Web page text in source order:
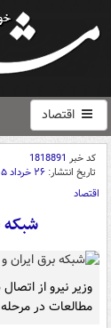
اقتصاد
کد خبر 1818891
تاریخ انتشار: ۲۶ خرداد ۱۴۰۵ - ۱۱:۲۸
اقتصاد
شبکه
وزیر نیرو از
مطالعات در